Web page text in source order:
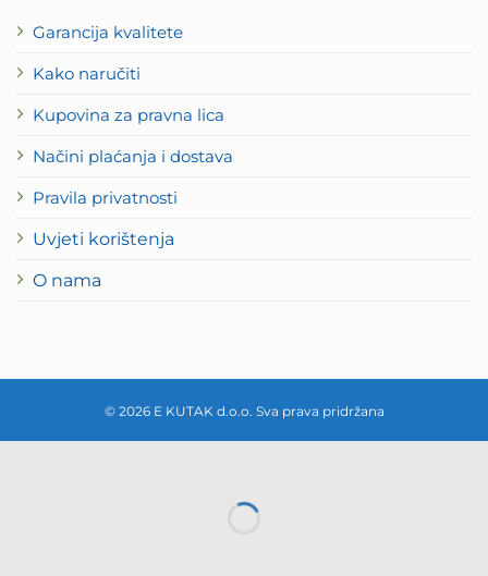
Garancija kvalitete
Kako naručiti
Kupovina za pravna lica
Načini plaćanja i dostava
Pravila privatnosti
Uvjeti korištenja
O nama
© 2026 E KUTAK d.o.o. Sva prava pridržana